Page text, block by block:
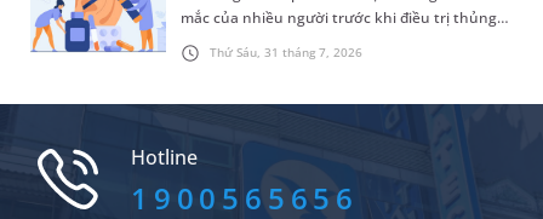
Thứ Sáu, 31 tháng 7, 2026
mắc của nhiều người trước khi điều trị thủng
màng nhĩ. Thực tế, thời gian lưu viện sau phẫu
thuật không giống nhau ở tất cả trường hợp
tình trạng sức khỏe và tốc độ hồi phục của
Hotline
1900565656